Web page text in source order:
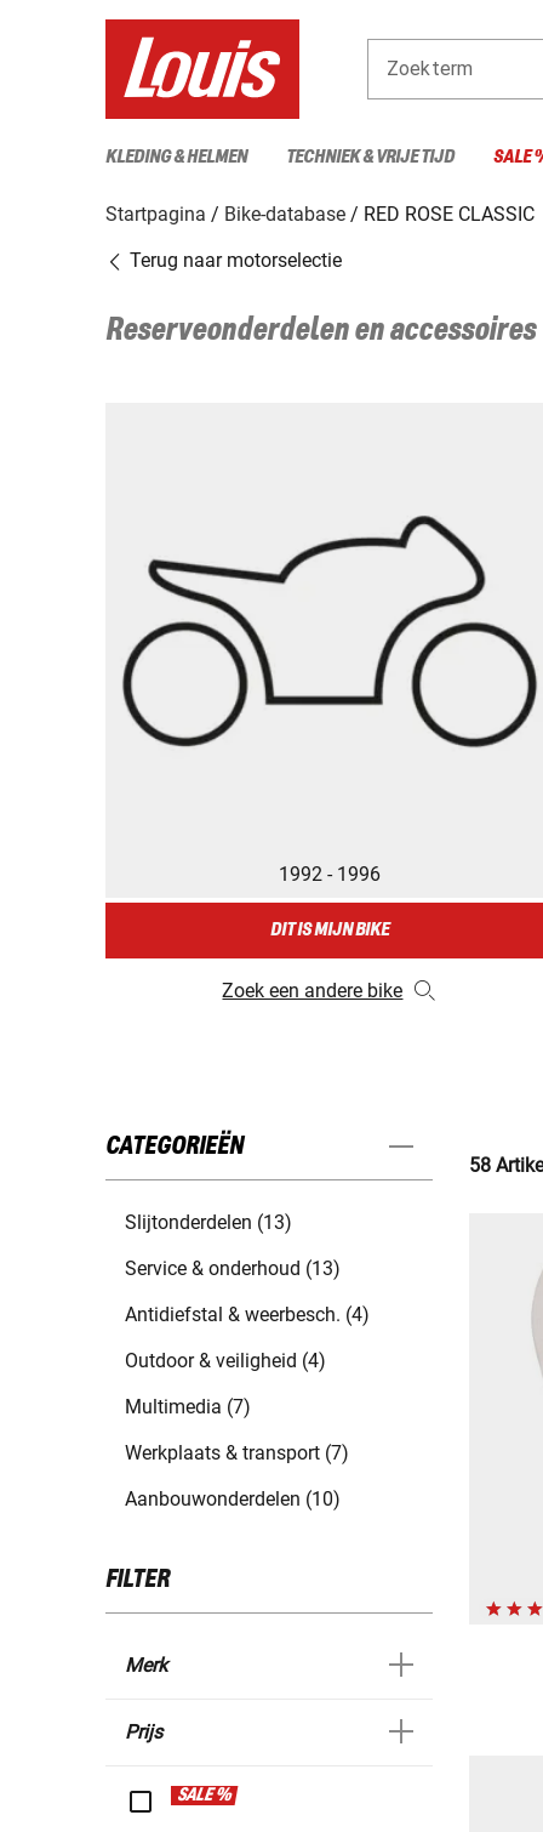
Zoekterm
KLEDING & HELMEN TECHNIEK & VRIJE TIJD SALE
Startpagina Bike-database
RED ROSE CLASSIC
Terug naar motorselectie
Reserveonderdelen en
1992 - 1996
DIT IS MIJN BIKE
Zoek een andere bike
CATEGORIEËN
Slijtonderdelen (13)
Service & onderhoud (13)
Antidiefstal & weerbesch. (4)
Outdoor & veiligheid (4)
Multimedia (7)
Werkplaats & transport (7)
Aanbouwonderdelen (10)
FILTER
Merk
Prijs
SALE %
58